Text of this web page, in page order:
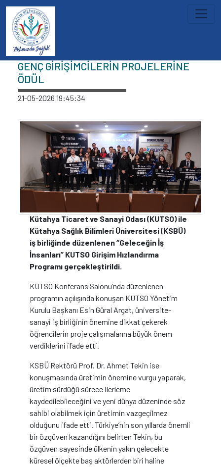
İçeriğe atla
Haberler
GENÇ GİRİŞİMCİLERİN PROJELERİNE
ÖDÜL
21-05-2026 19:45:34
Kütahya Ticaret ve Sanayi Odası (KUTSO) ile
Kütahya Sağlık Bilimleri Üniversitesi (KSBÜ)
iş birliğinde düzenlenen “Geleceğin İş
İnsanları” KUTSO Girişim Hızlandırma
Programı gerçekleştirildi.
KUTSO Konferans Salonu’nda düzenlenen
programın açılışında konuşan KUTSO Yönetim
Kurulu Başkanı Esin Güral Argat, üniversite-
sanayi iş birliğinin önemine dikkat çekerek
öğrencilerin proje çalışmalarına büyük önem
verdiklerini ifade etti.
KSBÜ Rektörü Prof. Dr. Ahmet Tekin ise
konuşmasında üretimin önemine vurgu yaparak,
üretim sürdüğü sürece ilerleme
kaydedilebileceğini ve yeni dünya düzeninde söz
sahibi olabilmek için üretimin vazgeçilmez
olduğunu ifade etti. Türkiye’nin son yıllarda önemli
bir özgüven kazandığını belirten Tekin, bu
özgüven sayesinde ülkenin yakın gelecekte
küresel ölçekte baş aktörlerden biri haline